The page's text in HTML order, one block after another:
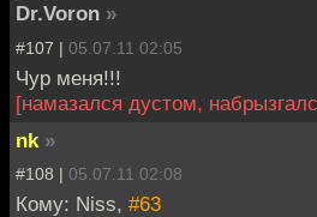
Dr.Voron »
#107 | 05.07.11 02:05
Чур меня!!!
[намазался дустом,
nk »
#108 | 05.07.11 02:08
Кому: Niss, #63